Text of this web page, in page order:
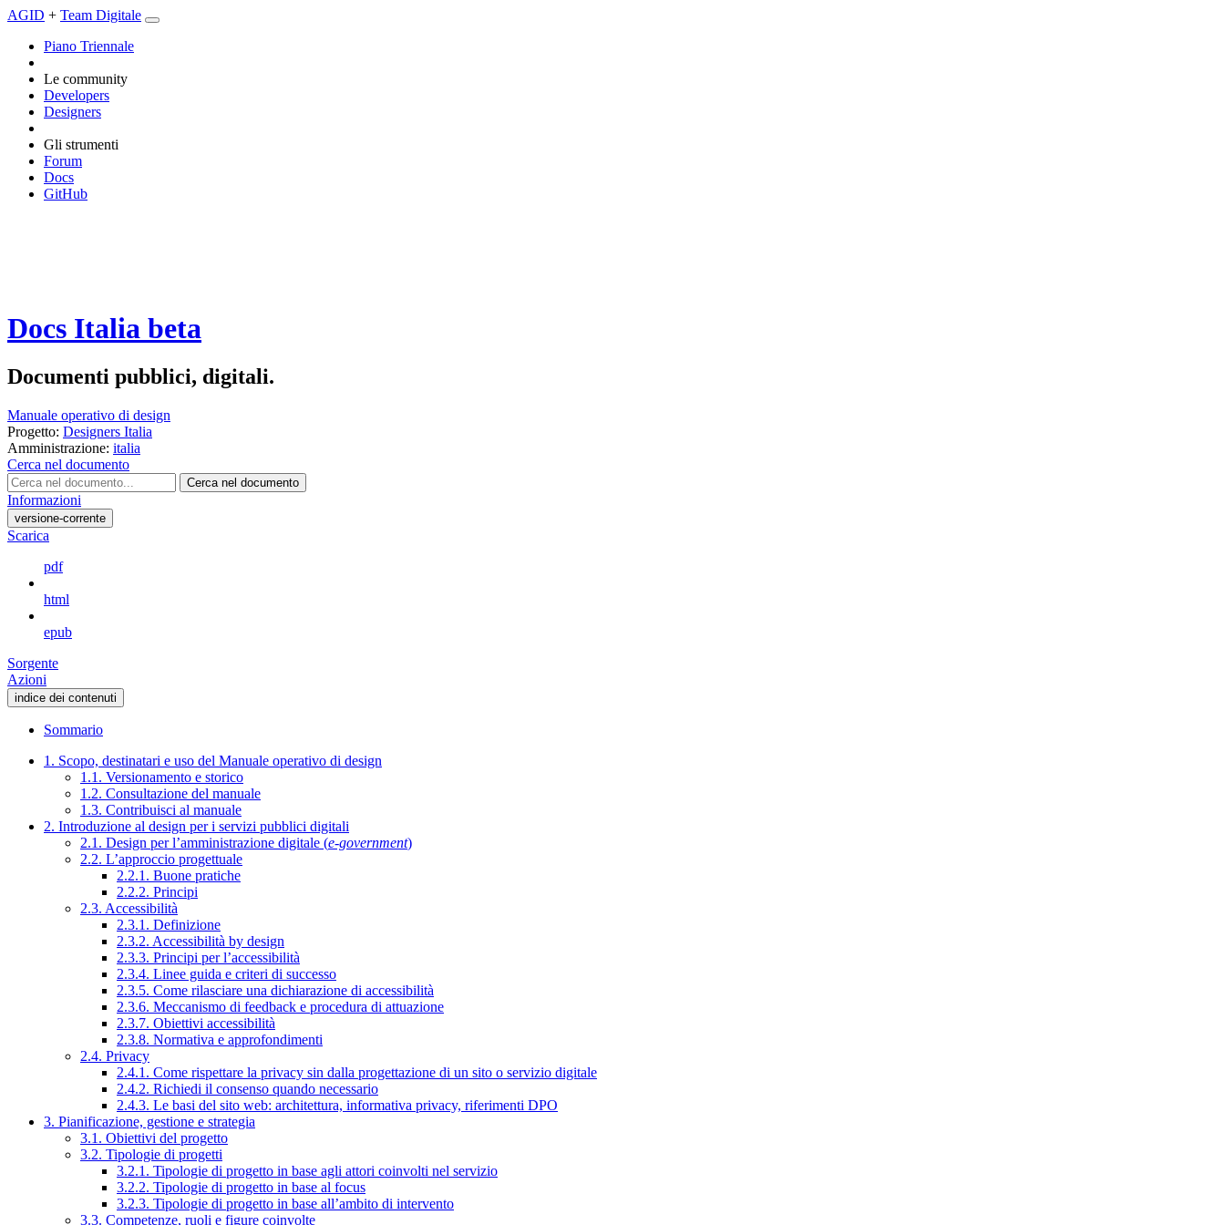
AGID + Team Digitale
Piano Triennale
Le community
Developers
Designers
Gli strumenti
Forum
Docs
GitHub
Docs Italia beta
Documenti pubblici, digitali.
Manuale operativo di design
Progetto: Designers Italia
Amministrazione: italia
Cerca nel documento
Cerca nel documento
Informazioni
versione-corrente
Scarica
pdf
html
epub
Sorgente
Azioni
indice dei contenuti
Sommario
1. Scopo, destinatari e uso del Manuale operativo di design
1.1. Versionamento e storico
1.2. Consultazione del manuale
1.3. Contribuisci al manuale
2. Introduzione al design per i servizi pubblici digitali
2.1. Design per l’amministrazione digitale (e-government)
2.2. L’approccio progettuale
2.2.1. Buone pratiche
2.2.2. Principi
2.3. Accessibilità
2.3.1. Definizione
2.3.2. Accessibilità by design
2.3.3. Principi per l’accessibilità
2.3.4. Linee guida e criteri di successo
2.3.5. Come rilasciare una dichiarazione di accessibilità
2.3.6. Meccanismo di feedback e procedura di attuazione
2.3.7. Obiettivi accessibilità
2.3.8. Normativa e approfondimenti
2.4. Privacy
2.4.1. Come rispettare la privacy sin dalla progettazione di un sito o servizio digitale
2.4.2. Richiedi il consenso quando necessario
2.4.3. Le basi del sito web: architettura, informativa privacy, riferimenti DPO
3. Pianificazione, gestione e strategia
3.1. Obiettivi del progetto
3.2. Tipologie di progetti
3.2.1. Tipologie di progetto in base agli attori coinvolti nel servizio
3.2.2. Tipologie di progetto in base al focus
3.2.3. Tipologie di progetto in base all’ambito di intervento
3.3. Competenze, ruoli e figure coinvolte